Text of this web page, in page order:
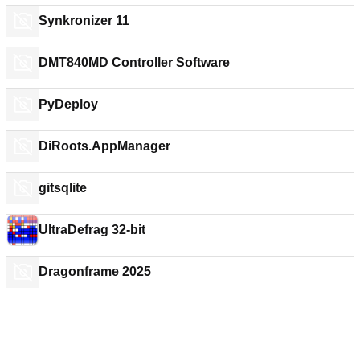
Synkronizer 11
DMT840MD Controller Software
PyDeploy
DiRoots.AppManager
gitsqlite
UltraDefrag 32-bit
Dragonframe 2025